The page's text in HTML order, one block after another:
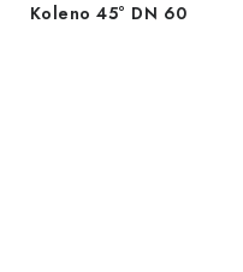
Koleno 45° DN 60